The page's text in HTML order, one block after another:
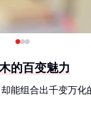
的百变魅力
能组合出千变万